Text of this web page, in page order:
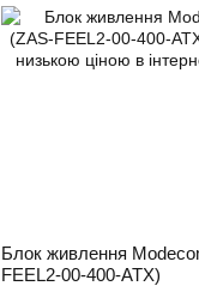
Блок живлення
FEEL2-00-400-ATX)